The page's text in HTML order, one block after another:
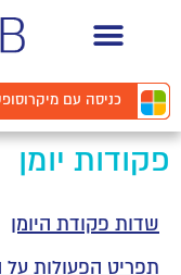
כניסה עם
פקודות יומן
שדות פקודת היומן
תפריט הפעולות על